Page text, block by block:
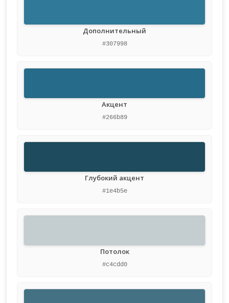
Дополнительный
#307998
Акцент
#266b89
Глубокий акцент
#1e4b5e
Потолок
#c4cdd0